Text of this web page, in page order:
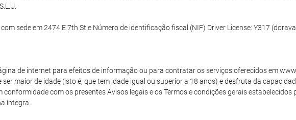
sede em 2474 E 7th St e Número de identificação fiscal (NIF) Driver License: Y317
de internet para efeitos de informação ou para contratar os serviços oferecidos em
maior de idade (isto é, que tem idade igual ou superior a 18 anos) e desfruta da
conformidade com os presentes Avisos legais e os Termos e condições gerais
íntegra.